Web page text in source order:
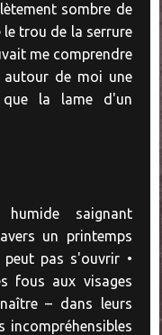
sombre de
le trou de la serrure
me comprendre
autour de moi une
que la lame d'un
saignant
un printemps
peut pas s'ouvrir •
fous aux visages
– dans leurs
incompréhensibles